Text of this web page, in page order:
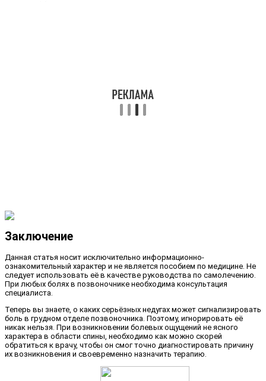
Заключение
Данная статья носит исключительно информационно-
ознакомительный характер и не является пособием по медицине. Не
следует использовать её в качестве руководства по самолечению.
При любых болях в позвоночнике необходима консультация
специалиста.
Теперь вы знаете, о каких серьёзных недугах может сигнализировать
боль в грудном отделе позвоночника. Поэтому, игнорировать её
никак нельзя. При возникновении болевых ощущений не ясного
характера в области спины, необходимо как можно скорей
обратиться к врачу, чтобы он смог точно диагностировать причину
их возникновения и своевременно назначить терапию.